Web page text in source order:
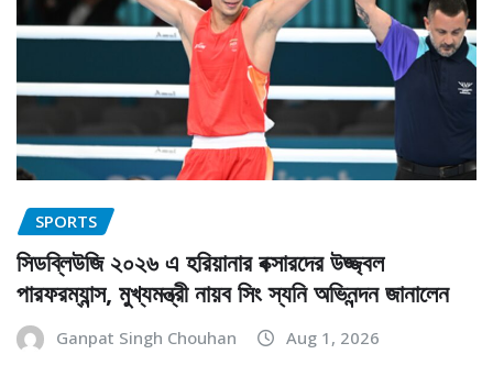
SPORTS
সিডব্লিউজি ২০২৬ এ হরিয়ানার বক্সারদের উজ্জ্বল
পারফরম্যান্স, মুখ্যমন্ত্রী নায়ব সিং স্যনি অভিনন্দন জানালেন
Ganpat Singh Chouhan Aug 1, 2026